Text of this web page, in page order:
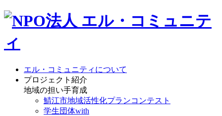
エル・コミュニティについて
プロジェクト紹介
地域の担い手育成
鯖江市地域活性化プランコンテスト
学生団体with